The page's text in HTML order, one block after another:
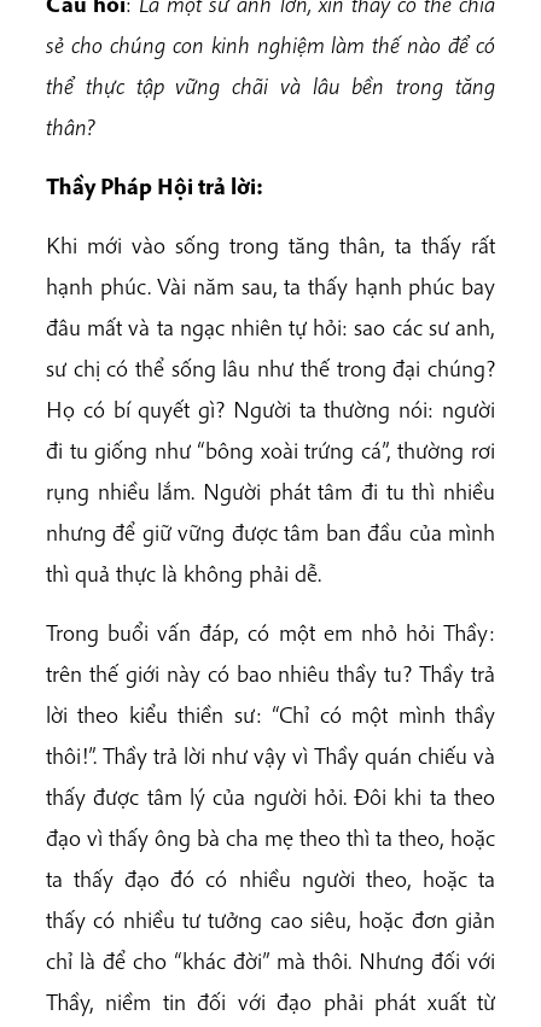
sẻ cho chúng con kinh nghiệm làm thế nào để có
thể thực tập vững chãi và lâu bền trong tăng
thân?
Thầy Pháp Hội trả lời:
Khi mới vào sống trong tăng thân, ta thấy rất
hạnh phúc. Vài năm sau, ta thấy hạnh phúc bay
đâu mất và ta ngạc nhiên tự hỏi: sao các sư anh,
sư chị có thể sống lâu như thế trong đại chúng?
Họ có bí quyết gì? Người ta thường nói: người
đi tu giống như “bông xoài trứng cá”, thường rơi
rụng nhiều lắm. Người phát tâm đi tu thì nhiều
nhưng để giữ vững được tâm ban đầu của mình
thì quả thực là không phải dễ.
Trong buổi vấn đáp, có một em nhỏ hỏi Thầy:
trên thế giới này có bao nhiêu thầy tu? Thầy trả
lời theo kiểu thiền sư: “Chỉ có một mình thầy
thôi!”. Thầy trả lời như vậy vì Thầy quán chiếu và
thấy được tâm lý của người hỏi. Đôi khi ta theo
đạo vì thấy ông bà cha mẹ theo thì ta theo, hoặc
ta thấy đạo đó có nhiều người theo, hoặc ta
thấy có nhiều tư tưởng cao siêu, hoặc đơn giản
chỉ là để cho “khác đời” mà thôi. Nhưng đối với
Thầy, niềm tin đối với đạo phải phát xuất từ